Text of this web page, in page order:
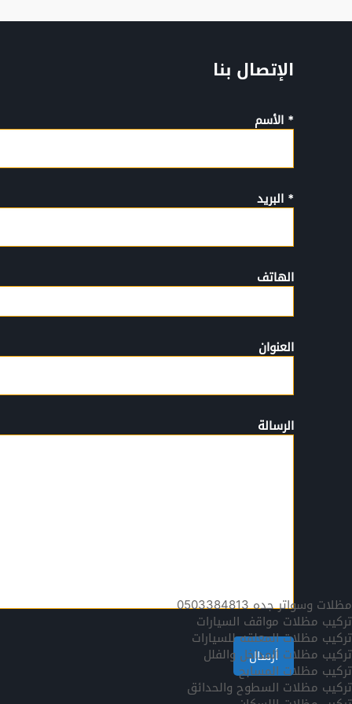
الإتصال بنا
* الأسم
* البريد
الهاتف
العنوان
الرسالة
مظلات وسواتر جده 0503384813
تركيب مظلات مواقف السيارات
تركيب مظلات المعلقه للسيارات
تركيب مظلات المداخل والفلل
تركيب مظلات المسابح
تركيب مظلات السطوح والحدائق